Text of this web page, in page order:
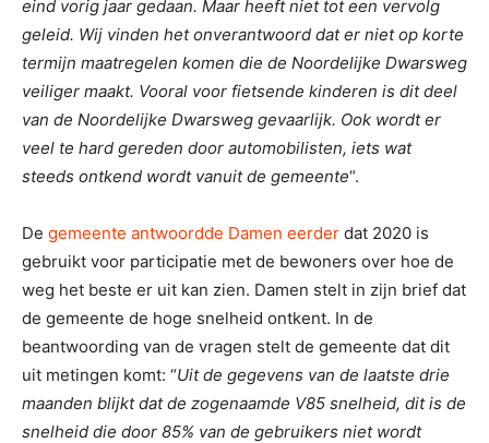
eind vorig jaar gedaan. Maar heeft niet tot een vervolg
geleid. Wij vinden het onverantwoord dat er niet op korte
termijn maatregelen komen die de Noordelijke Dwarsweg
veiliger maakt. Vooral voor fietsende kinderen is dit deel
van de Noordelijke Dwarsweg gevaarlijk. Ook wordt er
veel te hard gereden door automobilisten, iets wat
steeds ontkend wordt vanuit de gemeente“.
De gemeente antwoordde Damen eerder dat 2020 is
gebruikt voor participatie met de bewoners over hoe de
weg het beste er uit kan zien. Damen stelt in zijn brief dat
de gemeente de hoge snelheid ontkent. In de
beantwoording van de vragen stelt de gemeente dat dit
uit metingen komt: “Uit de gegevens van de laatste drie
maanden blijkt dat de zogenaamde V85 snelheid, dit is de
snelheid die door 85% van de gebruikers niet wordt